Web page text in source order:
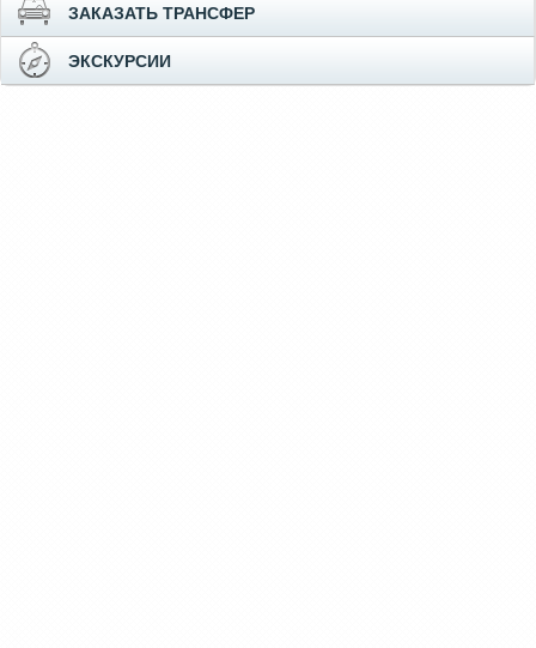
ЗАКАЗАТЬ ТРАНСФЕР
ЭКСКУРСИИ